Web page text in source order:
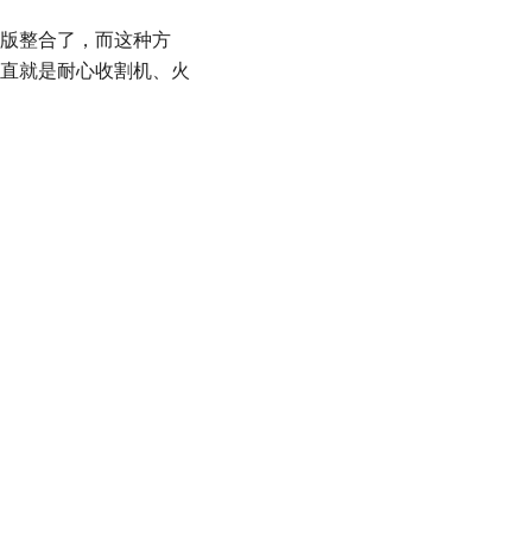
整合了，而这种方
就是耐心收割机、火